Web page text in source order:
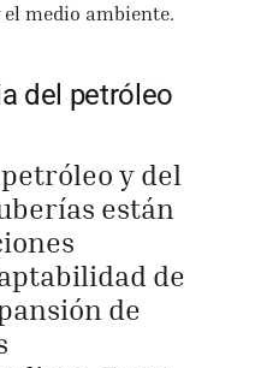
medio ambiente.
del petróleo
y del
están
de
de